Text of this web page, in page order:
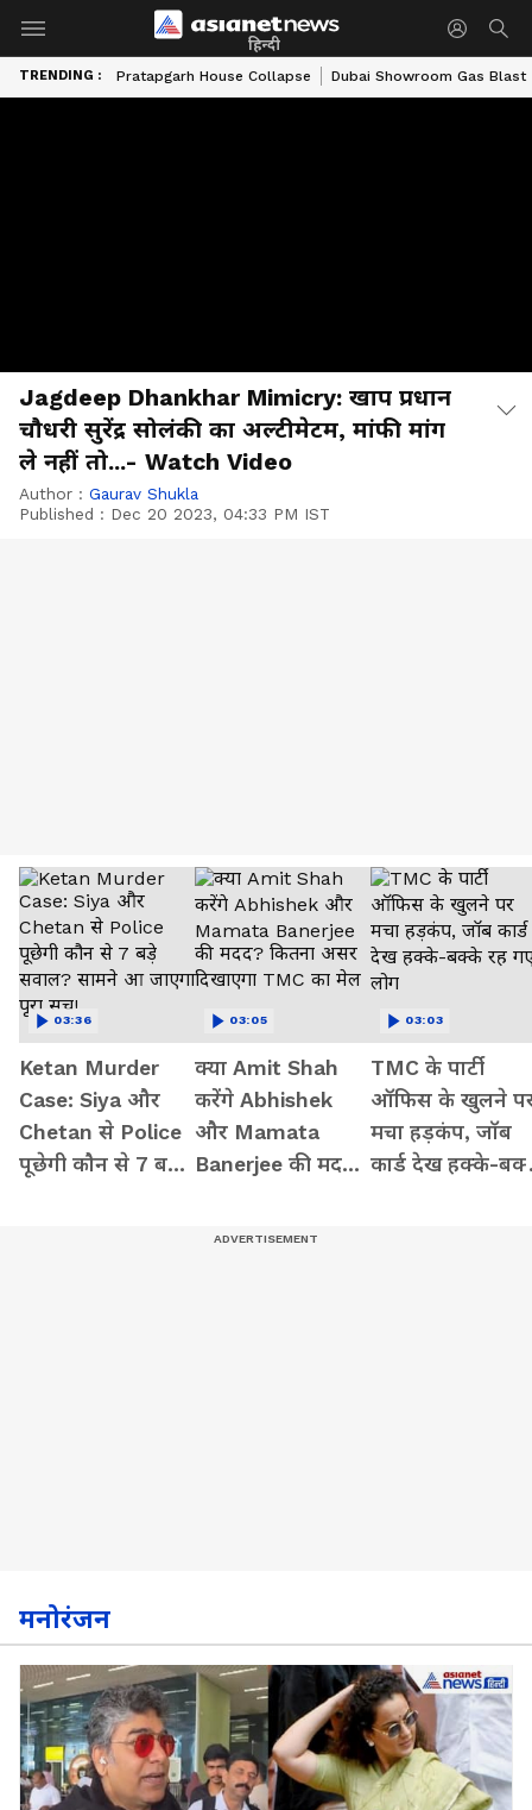
हिन्दी
TRENDING : Pratapgarh House Collapse Dubai Showroom Gas Blast
Jagdeep Dhankhar Mimicry: खाप प्रधान
चौधरी सुरेंद्र सोलंकी का अल्टीमेटम, मांफी मांग
ले नहीं तो...- Watch Video
Author : Gaurav Shukla
Published : Dec 20 2023, 04:33 PM IST
Ketan Murder
Case: Siya और
Chetan से Police
पूछेगी कौन से 7 बड़े
03:36
क्या Amit Shah
करेंगे Abhishek
और Mamata
Banerjee की मदद?
03:05
TMC के पार्टी
ऑफिस के खुलने
मचा हड़कंप, जॉब
कार्ड देख हक्के-
03:03
मनोरंजन